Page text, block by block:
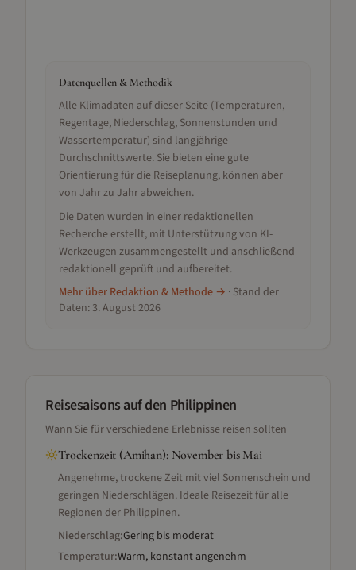
Datenquellen & Methodik
Alle Klimadaten auf dieser Seite (Temperaturen,
Regentage, Niederschlag, Sonnenstunden und
Wassertemperatur) sind langjährige
Durchschnittswerte. Sie bieten eine gute
Orientierung für die Reiseplanung, können aber
von Jahr zu Jahr abweichen.
Die Daten wurden in einer redaktionellen
Recherche erstellt, mit Unterstützung von KI-
Werkzeugen zusammengestellt und anschließend
redaktionell geprüft und aufbereitet.
Mehr über Redaktion & Methode → · Stand der
Daten: 3. August 2026
Reisesaisons auf den Philippinen
Wann Sie für verschiedene Erlebnisse reisen sollten
Trockenzeit (Amihan): November bis Mai
Angenehme, trockene Zeit mit viel Sonnenschein und
geringen Niederschlägen. Ideale Reisezeit für alle
Regionen der Philippinen.
Niederschlag:Gering bis moderat
Temperatur:Warm, konstant angenehm